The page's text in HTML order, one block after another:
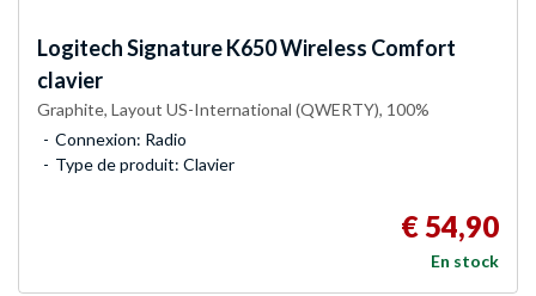
LogitechSignature K650 Wireless Comfort
clavier
Graphite, Layout US-International (QWERTY), 100%
Connexion: Radio
Type de produit: Clavier
€ 54,90
En stock